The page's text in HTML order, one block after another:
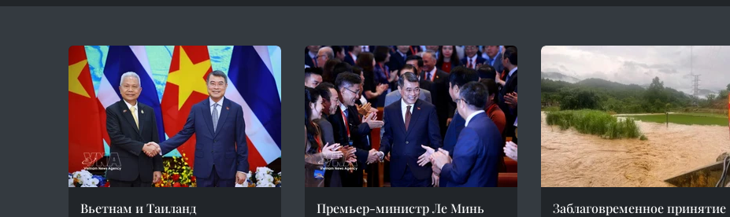
Вьетнам и Таиланд
Премьер-министр Ле Минь
Заблаговременное принятие